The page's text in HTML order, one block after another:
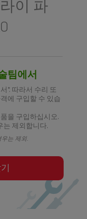
이 파
팀에서
*. 따라서 수리 또
에 구입할 수 있습
을 구입하십시오.
는 제외합니다.
는 제외.